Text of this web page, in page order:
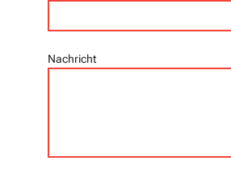
Nachricht